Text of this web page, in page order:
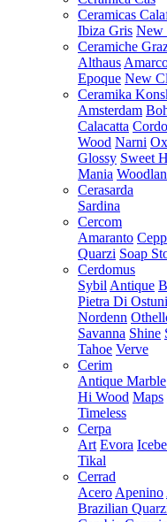
Ceramicas
Ibiza Gris New
Ceramiche
Althaus
Epoque New
Ceramika
Amsterdam
Calacatta
Wood Narni
Glossy Sweet
Mania
Cerasarda
Sardina
Cercom
Amaranto
Quarzi Soap
Cerdomus
Sybil Antique
Pietra Di Ostuni
Nordenn
Savanna Shine
Tahoe Verve
Cerim
Antique Marble
Hi Wood Maps
Timeless
Cerpa
Art Evora
Tikal
Cerrad
Acero Apenino
Brazilian